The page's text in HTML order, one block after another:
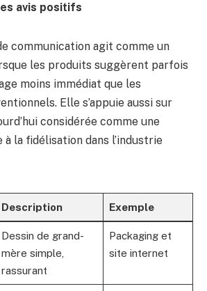
avis positifs
communication agit comme un
les produits suggèrent parfois
moins immédiat que les
Elle s’appuie aussi sur
considérée comme une
la fidélisation dans l’industrie
Description Exemple
Dessin de grand-
mère simple,
rassurant
Packaging et
site internet